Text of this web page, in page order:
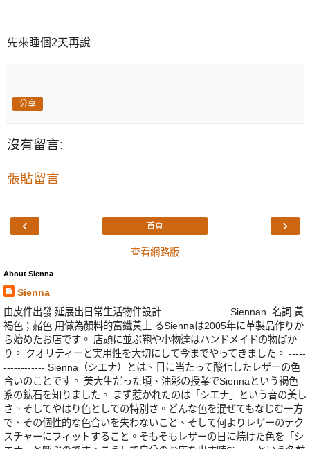
先來睡個2天再說
分享
沒有留言:
張貼留言
‹ ›
首頁
查看網路版
About Sienna
Sienna
由皮件出發 延展出日常生活物件設計 ....................... Siennan. 名詞 黃
褐色；赭色 用做為顏料的富鐵黃土 るSiennaは2005年に革製品作りか
ら始めたお店です。 店頭に並ぶ鞄や小物達はハンドメイドの物ばか
り。 クオリティーと実用性を大切にして今までやってきました。 -----
------------ Sienna（シエナ）とは、日に当たって酸化したレザーの色
合いのことです。 美大生だった頃、油彩の授業でSiennaという褐色
系の鉱石を知りました。 まず惹かれたのは「シエナ」という音の美し
さ。そしてやはり色としての特別さ。どんな色を混ぜてもなじむ一方
で、その個性的な色合いを失わないこと、そして何よりレザーのテク
スチャーにフィットすること。そもそもレザーの日に焼けた色を「シ